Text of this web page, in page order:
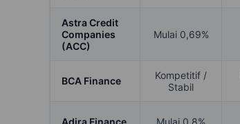
Astra Credit
Companies
(ACC)
Mulai 0,69%
BCA Finance
Kompetitif /
Stabil
Adira Finance Mulai 0,8%